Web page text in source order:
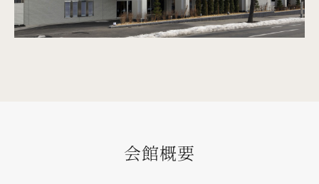
会館概要
お知らせ
お急ぎの方